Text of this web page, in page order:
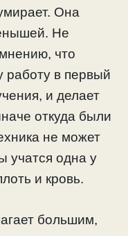
Она
Не
что
работу в первый
и делает
откуда были
не может
учатся одна у
и кровь.
большим,